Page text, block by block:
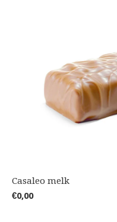
Casaleo melk
€0,00